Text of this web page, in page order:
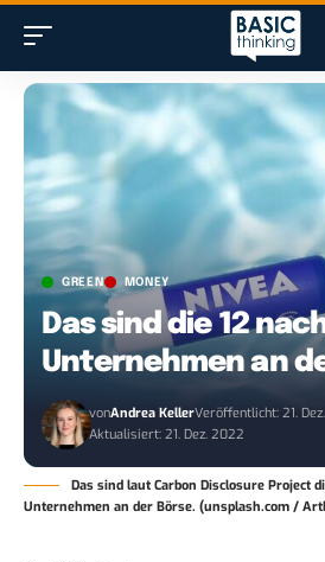
GREEN MONEY
Das sind die 12
Unternehmen an
vonAndrea KellerVeröffentlicht: 21.
Aktualisiert: 21. Dez. 2022
Das sind laut Carbon Disclosure Project
Unternehmen an der Börse. (unsplash.com /